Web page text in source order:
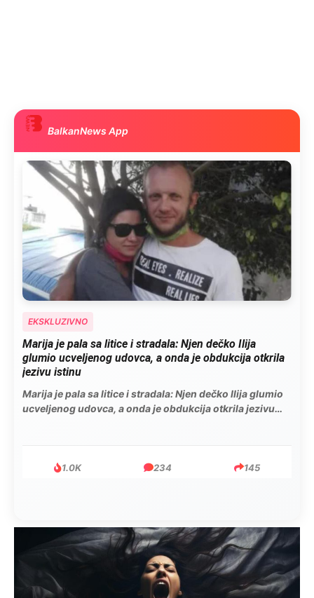
BalkanNews App
EKSKLUZIVNO
Marija je pala sa litice i stradala: Njen dečko Ilija
glumio ucveljenog udovca, a onda je obdukcija otkrila
jezivu istinu
Marija je pala sa litice i stradala: Njen dečko Ilija glumio
ucveljenog udovca, a onda je obdukcija otkrila jezivu
1.0K 234 145